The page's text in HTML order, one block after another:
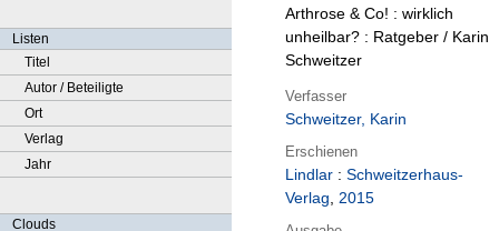
Listen
Titel
Autor / Beteiligte
Ort
Verlag
Jahr
Clouds
Arthrose & Co! : wirklich
unheilbar? : Ratgeber / Karin
Schweitzer
Verfasser
Schweitzer, Karin
Erschienen
Lindlar : Schweitzerhaus-
Verlag, 2015